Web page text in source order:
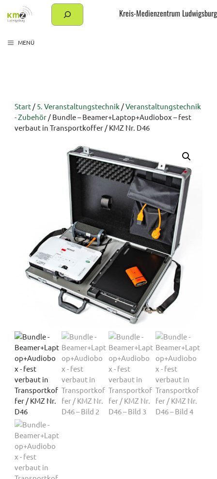
Inhalt
Suchen Kreis-Medienzentrum Ludwigsburg
MENÜ
Start / 5. Veranstaltungstechnik /Veranstaltungstechnik
- Zubehör / Bundle – Beamer+Laptop+Audiobox – fest
verbaut in Transportkoffer / KMZ Nr. D46